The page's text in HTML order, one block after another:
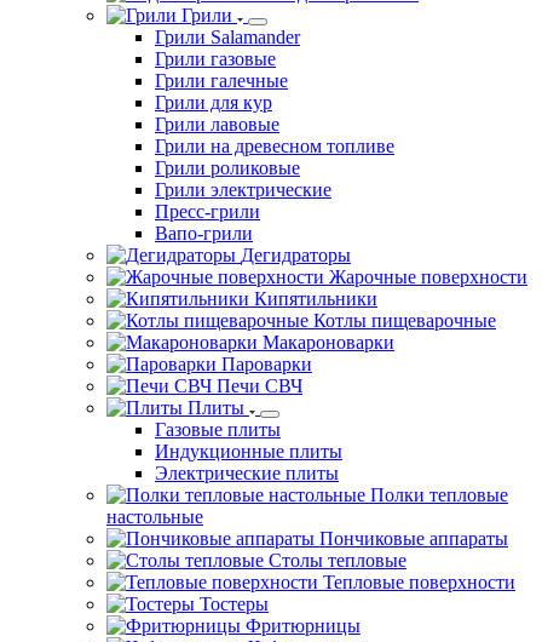
Грили
Грили Salamander
Грили газовые
Грили галечные
Грили для кур
Грили лавовые
Грили на древесном топливе
Грили роликовые
Грили электрические
Пресс-грили
Вапо-грили
Дегидраторы
Жарочные поверхности
Кипятильники
Котлы пищеварочные
Макароноварки
Пароварки
Печи СВЧ
Плиты
Газовые плиты
Индукционные плиты
Электрические плиты
Полки тепловые
настольные
Пончиковые аппараты
Столы тепловые
Тепловые поверхности
Тостеры
Фритюрницы